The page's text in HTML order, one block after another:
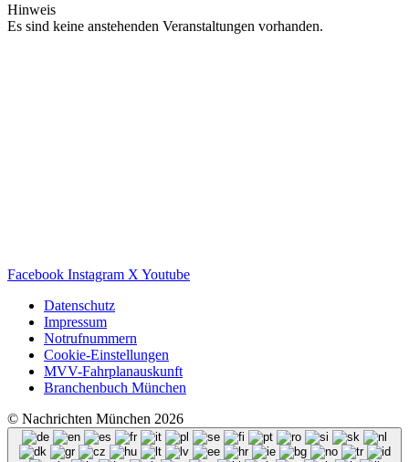
Hinweis
Es sind keine anstehenden Veranstaltungen vorhanden.
Facebook Instagram X Youtube
Datenschutz
Impressum
Notrufnummern
Cookie-Einstellungen
MVV-Fahrplanauskunft
Branchenbuch München
© Nachrichten München 2026